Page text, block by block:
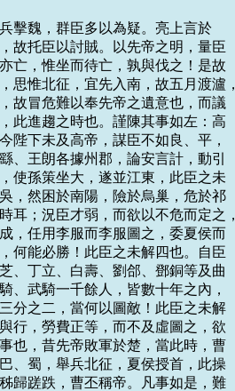
擊魏，群臣多以為疑。亮上言於
故托臣以討賊。以先帝之明，量臣
亡，惟坐而待亡，孰與伐之！是故
思惟北征，宜先入南，故五月渡瀘，
故冒危難以奉先帝之遺意也，而議
此進趨之時也。謹陳其事如左：高
陛下未及高帝，謀臣不如良、平，
、王朗各據州郡，論安言計，動引
使孫策坐大，遂並江東，此臣之未
，然困於南陽，險於烏巢，危於祁
耳；況臣才弱，而欲以不危而定之，
，任用李服而李服圖之，委夏侯而
何能必勝！此臣之未解四也。自臣
、丁立、白壽、劉郃、鄧銅等及曲
、武騎一千餘人，皆數十年之內，
分之二，當何以圖敵！此臣之未解
行，勞費正等，而不及虛圖之，欲
也，昔先帝敗軍於楚，當此時，曹
、蜀，舉兵北征，夏侯授首，此操
歸蹉跌，曹丕稱帝。凡事如是，難